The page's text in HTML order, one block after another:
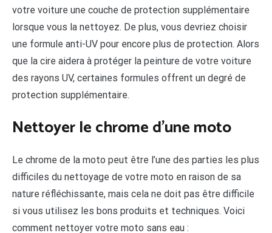
votre voiture une couche de protection supplémentaire
lorsque vous la nettoyez. De plus, vous devriez choisir
une formule anti-UV pour encore plus de protection. Alors
que la cire aidera à protéger la peinture de votre voiture
des rayons UV, certaines formules offrent un degré de
protection supplémentaire.
Nettoyer le chrome d’une moto
Le chrome de la moto peut être l’une des parties les plus
difficiles du nettoyage de votre moto en raison de sa
nature réfléchissante, mais cela ne doit pas être difficile
si vous utilisez les bons produits et techniques. Voici
comment nettoyer votre moto sans eau :